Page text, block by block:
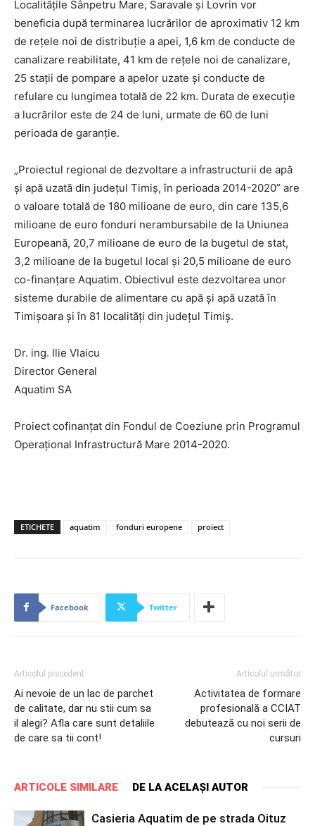
Localitățile Sânpetru Mare, Saravale și Lovrin vor
beneficia după terminarea lucrărilor de aproximativ 12 km
de rețele noi de distribuție a apei, 1,6 km de conducte de
canalizare reabilitate, 41 km de rețele noi de canalizare,
25 stații de pompare a apelor uzate și conducte de
refulare cu lungimea totală de 22 km. Durata de execuție
a lucrărilor este de 24 de luni, urmate de 60 de luni
perioada de garanție.
„Proiectul regional de dezvoltare a infrastructurii de apă
și apă uzată din județul Timiș, în perioada 2014-2020” are
o valoare totală de 180 milioane de euro, din care 135,6
milioane de euro fonduri nerambursabile de la Uniunea
Europeană, 20,7 milioane de euro de la bugetul de stat,
3,2 milioane de la bugetul local și 20,5 milioane de euro
co-finanțare Aquatim. Obiectivul este dezvoltarea unor
sisteme durabile de alimentare cu apă și apă uzată în
Timișoara și în 81 localități din județul Timiș.
Dr. ing. Ilie Vlaicu
Director General
Aquatim SA
Proiect cofinanțat din Fondul de Coeziune prin Programul
Operațional Infrastructură Mare 2014-2020.
ETICHETE aquatim fonduri europene proiect
Facebook Twitter
Articolul precedent
Ai nevoie de un lac de parchet
de calitate, dar nu stii cum sa
il alegi? Afla care sunt detaliile
de care sa tii cont!
Articolul următor
Activitatea de formare
profesională a CCIAT
debutează cu noi serii de
cursuri
ARTICOLE SIMILARE DE LA ACELAȘI AUTOR
Casieria Aquatim de pe strada Oituz